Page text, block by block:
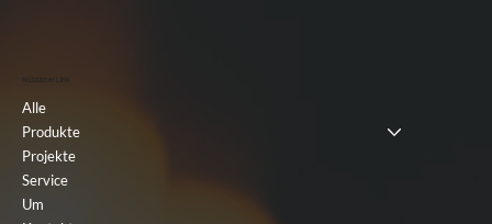
Nützlicher Link
Alle
Produkte
Projekte
Service
Um